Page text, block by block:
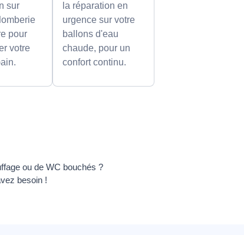
sur
pour
votre
la réparation en
urgence sur votre
ballons d'eau
chaude, pour un
confort continu.
ou de WC bouchés ?
besoin !